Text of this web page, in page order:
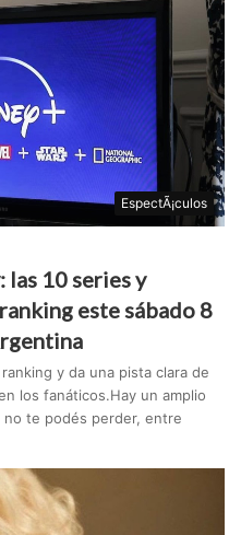
EspectÃ¡culos
las 10 series y
este sábado 8
y da una pista clara de
los fanáticos.Hay un amplio
te podés perder, entre